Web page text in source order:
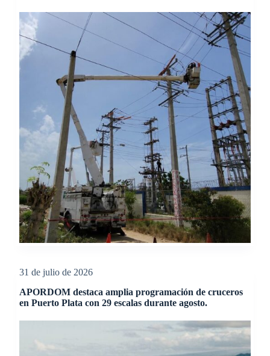
31 de julio de 2026
APORDOM destaca amplia programación de cruceros
en Puerto Plata con 29 escalas durante agosto.